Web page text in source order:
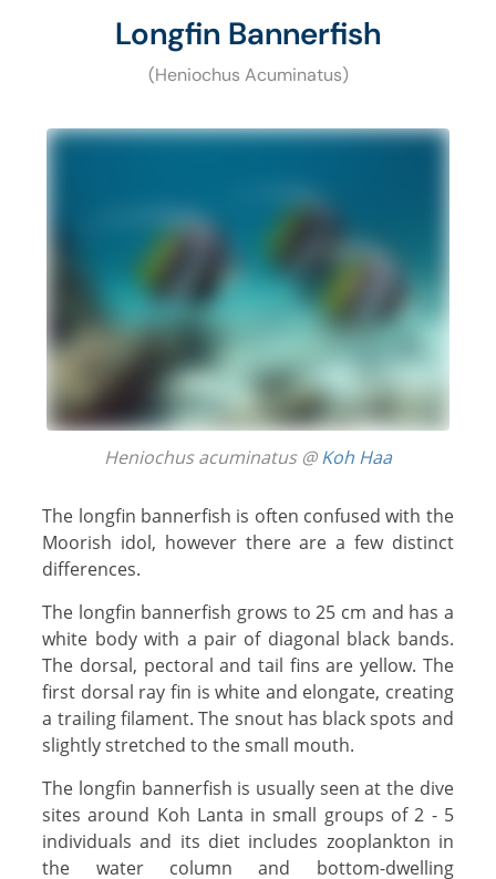
Longfin Bannerfish
(Heniochus Acuminatus)
Heniochus acuminatus @Koh Haa
The longfin bannerfish is often confused with the
Moorish idol, however there are a few distinct
differences.
The longfin bannerfish grows to 25 cm and has a
white body with a pair of diagonal black bands.
The dorsal, pectoral and tail fins are yellow. The
first dorsal ray fin is white and elongate, creating
a trailing filament. The snout has black spots and
slightly stretched to the small mouth.
The longfin bannerfish is usually seen at the dive
sites around Koh Lanta in small groups of 2 - 5
individuals and its diet includes zooplankton in
the water column and bottom-dwelling